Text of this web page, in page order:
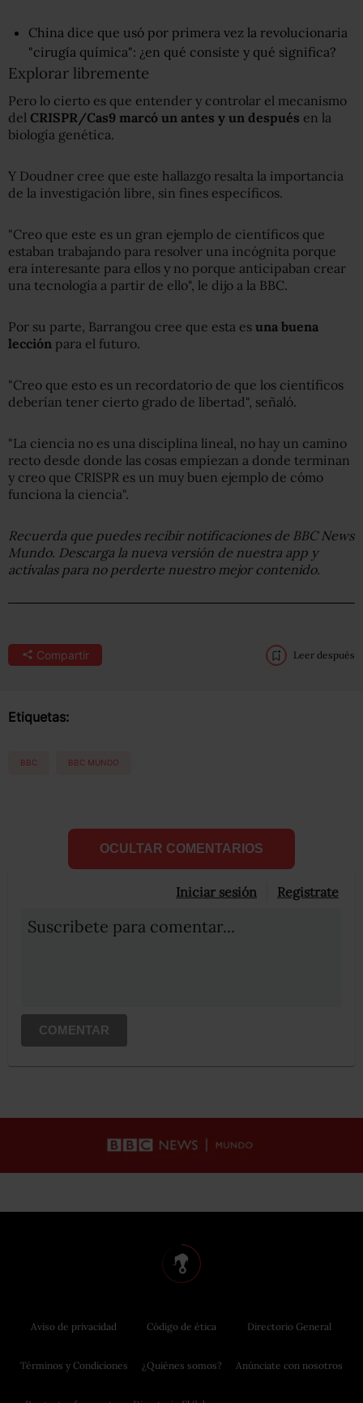
China dice que usó por primera vez la revolucionaria
"cirugía química": ¿en qué consiste y qué significa?
Explorar libremente
Pero lo cierto es que entender y controlar el mecanismo
del CRISPR/Cas9 marcó un antes y un después en la
biología genética.
Y Doudner cree que este hallazgo resalta la importancia
de la investigación libre, sin fines específicos.
"Creo que este es un gran ejemplo de científicos que
estaban trabajando para resolver una incógnita porque
era interesante para ellos y no porque anticipaban crear
una tecnología a partir de ello", le dijo a la BBC.
Por su parte, Barrangou cree que esta es una buena
lección para el futuro.
"Creo que esto es un recordatorio de que los científicos
deberían tener cierto grado de libertad", señaló.
"La ciencia no es una disciplina lineal, no hay un camino
recto desde donde las cosas empiezan a donde terminan
y creo que CRISPR es un muy buen ejemplo de cómo
funciona la ciencia".
Recuerda que puedes recibir notificaciones de BBC News
Mundo. Descarga la nueva versión de nuestra app y
actívalas para no perderte nuestro mejor contenido.
Compartir Leer después
Etiquetas:
BBC BBC MUNDO
OCULTAR COMENTARIOS
Iniciar sesión Registrate
Suscribete para comentar...
COMENTAR
Aviso de privacidad
Términos y Condiciones
Código de ética
¿Quiénes somos?
Directorio General
Anúnciate con nosotros